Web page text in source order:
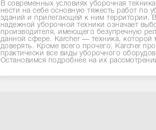
В современных условиях уборочная
нести на себе основную тяжесть работ по
зданий и прилегающей к ним территории.
надежной уборочной техники означает
производителя, имеющего безупречную
данной сфере. Karcher — техника, которой
доверять. Кроме всего прочего, Karcher
практически все виды уборочного
Остановимся подробнее на их